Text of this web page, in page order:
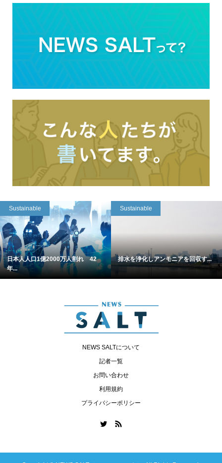
Sustainable
日本人人口1億2000万人割れ 42
年...
Sustainable
排水を浄化しアンモニアを回収す...
NEWS SALTについて
記者一覧
お問い合わせ
利用規約
プライバシーポリシー